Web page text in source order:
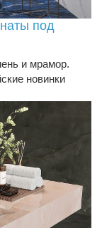
под
и мрамор.
новинки